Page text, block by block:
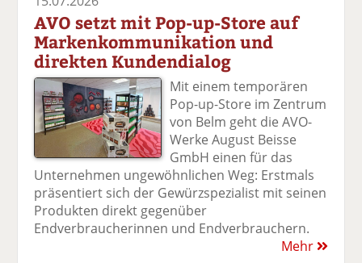
AVO setzt mit Pop-up-Store auf
Markenkommunikation und
direkten Kundendialog
Mit einem temporären
Pop-up-Store im Zentrum
von Belm geht die AVO-
Werke August Beisse
GmbH einen für das
Unternehmen ungewöhnlichen Weg: Erstmals
präsentiert sich der Gewürzspezialist mit seinen
Produkten direkt gegenüber
Endverbraucherinnen und Endverbrauchern.
Mehr